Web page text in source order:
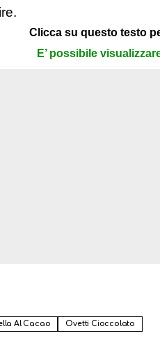
Clicca su questo testo
E’ possibile
Al Cacao Ovetti Cioccolato